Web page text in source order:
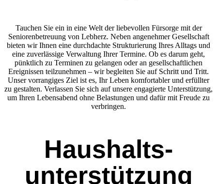
Tauchen Sie ein in eine Welt der liebevollen Fürsorge mit der
Seniorenbetreuung von Lebherz. Neben angenehmer Gesellschaft
bieten wir Ihnen eine durchdachte Strukturierung Ihres Alltags und
eine zuverlässige Verwaltung Ihrer Termine. Ob es darum geht,
pünktlich zu Terminen zu gelangen oder an gesellschaftlichen
Ereignissen teilzunehmen – wir begleiten Sie auf Schritt und Tritt.
Unser vorrangiges Ziel ist es, Ihr Leben komfortabler und erfüllter
zu gestalten. Verlassen Sie sich auf unsere engagierte Unterstützung,
um Ihren Lebensabend ohne Belastungen und dafür mit Freude zu
verbringen.
Haushalts­
unterstützung